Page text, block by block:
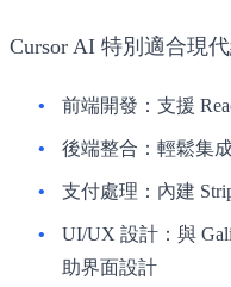
Cursor AI 特別適合現
前端開發 ：支援
後端整合 ：輕鬆集
支付處理 ：內建
UI/UX 設計 ：與
助界面設計